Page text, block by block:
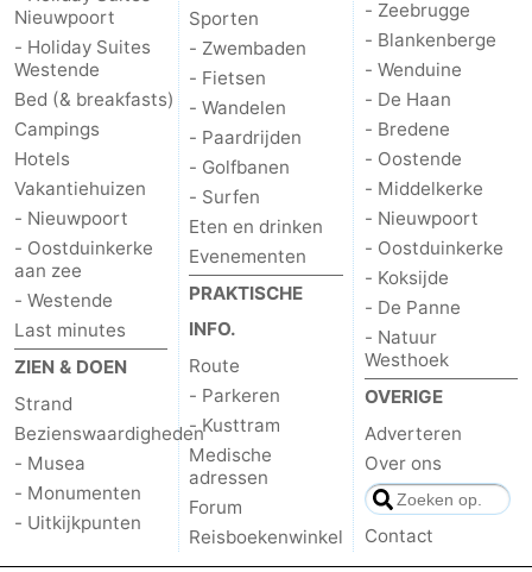
Nieuwpoort
- Holiday Suites
Westende
Bed (& breakfasts)
Campings
Hotels
Vakantiehuizen
- Nieuwpoort
- Oostduinkerke
aan zee
- Westende
Last minutes
ZIEN & DOEN
Strand
Bezienswaardigheden
- Musea
- Monumenten
- Uitkijkpunten
Sporten
- Zwembaden
- Fietsen
- Wandelen
- Paardrijden
- Golfbanen
- Surfen
Eten en drinken
Evenementen
PRAKTISCHE
INFO.
Route
- Parkeren
- Kusttram
Medische
adressen
Forum
Reisboekenwinkel
- Zeebrugge
- Blankenberge
- Wenduine
- De Haan
- Bredene
- Oostende
- Middelkerke
- Nieuwpoort
- Oostduinkerke
- Koksijde
- De Panne
- Natuur
Westhoek
OVERIGE
Adverteren
Over ons
Contact